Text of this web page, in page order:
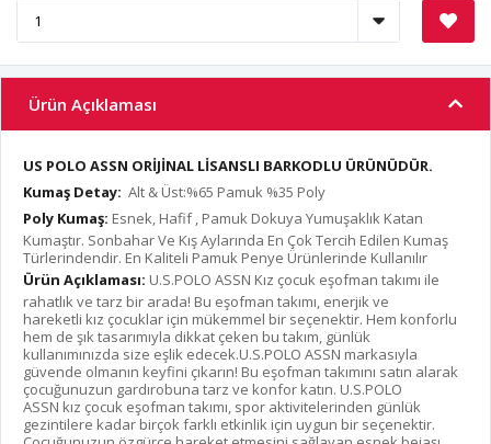
Ürün Açıklaması
US POLO ASSN ORİJİNAL LİSANSLI BARKODLU ÜRÜNÜDÜR.
Kumaş Detay: Alt & Üst:%65 Pamuk %35 Poly
Poly Kumaş: Esnek, Hafif , Pamuk Dokuya Yumuşaklık Katan
Kumaştır. Sonbahar Ve Kış Aylarında En Çok Tercih Edilen Kumaş
Türlerindendir. En Kaliteli Pamuk Penye Ürünlerinde Kullanılır
Ürün Açıklaması: U.S.POLO ASSN Kız çocuk eşofman takımı ile
rahatlık ve tarz bir arada! Bu eşofman takımı, enerjik ve
hareketli kız çocuklar için mükemmel bir seçenektir. Hem konforlu
hem de şık tasarımıyla dikkat çeken bu takım, günlük
kullanımınızda size eşlik edecek.U.S.POLO ASSN markasıyla
güvende olmanın keyfini çıkarın! Bu eşofman takımını satın alarak
çocuğunuzun gardırobuna tarz ve konfor katın. U.S.POLO
ASSN kız çocuk eşofman takımı, spor aktivitelerinden günlük
gezintilere kadar birçok farklı etkinlik için uygun bir seçenektir.